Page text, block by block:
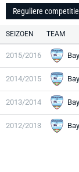
Reguliere
SEIZOEN TEAM
2015/2016
2014/2015
2013/2014
2012/2013